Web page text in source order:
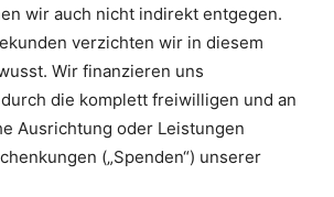
wir auch nicht indirekt entgegen.
verzichten wir in diesem
Wir finanzieren uns
die komplett freiwilligen und an
Ausrichtung oder Leistungen
(„Spenden“) unserer